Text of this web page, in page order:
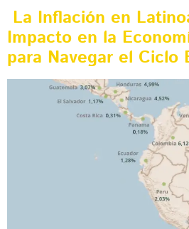
La Inflación en
Impacto en la
para Navegar el Ciclo